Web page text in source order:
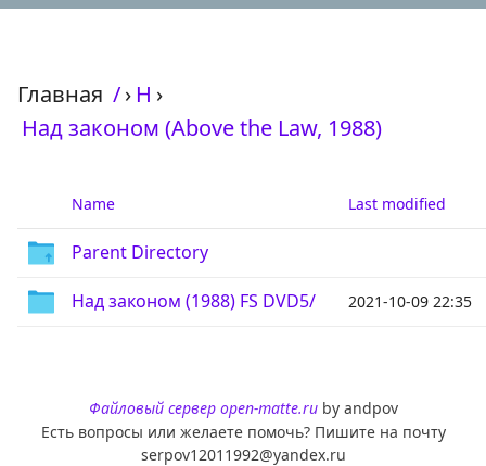
Главная /› Н ›
Над законом (Above the Law, 1988)
Name Last modified
Parent Directory
Над законом (1988) FS DVD5/ 2021-10-09 22:35
Файловый сервер open-matte.ruby andpov
Есть вопросы или желаете помочь? Пишите на почту
serpov12011992@yandex.ru